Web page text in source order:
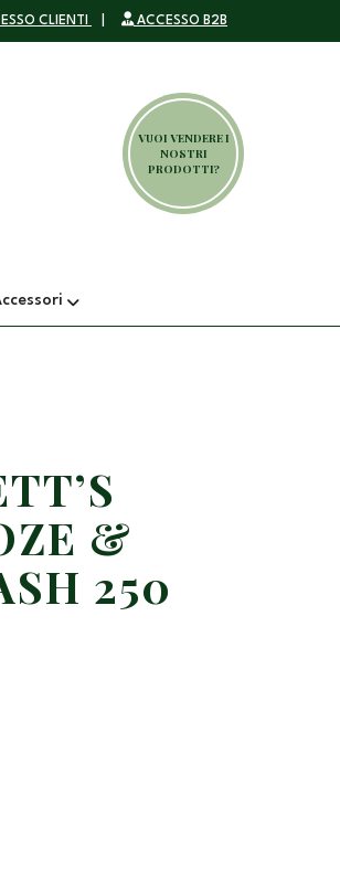
CLIENTI ACCESSO B2B
VUOI VENDERE I
NOSTRI
PRODOTTI?
&
250